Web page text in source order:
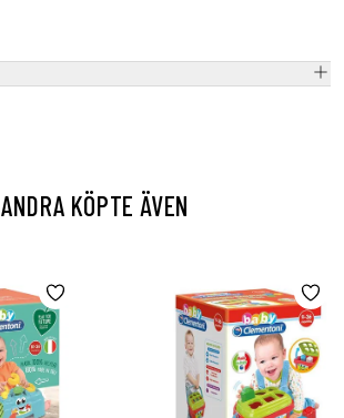
ANDRA KÖPTE ÄVEN